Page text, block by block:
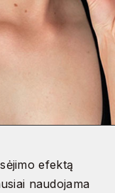
efektą
naudojama